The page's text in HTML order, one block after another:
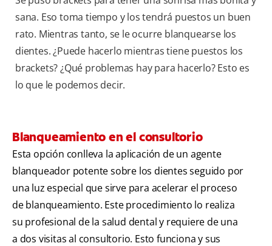
sana. Eso toma tiempo y los tendrá puestos un buen
rato. Mientras tanto, se le ocurre blanquearse los
dientes. ¿Puede hacerlo mientras tiene puestos los
brackets? ¿Qué problemas hay para hacerlo? Esto es
lo que le podemos decir.
Blanqueamiento en el consultorio
Esta opción conlleva la aplicación de un agente
blanqueador potente sobre los dientes seguido por
una luz especial que sirve para acelerar el proceso
de blanqueamiento. Este procedimiento lo realiza
su profesional de la salud dental y requiere de una
a dos visitas al consultorio. Esto funciona y sus